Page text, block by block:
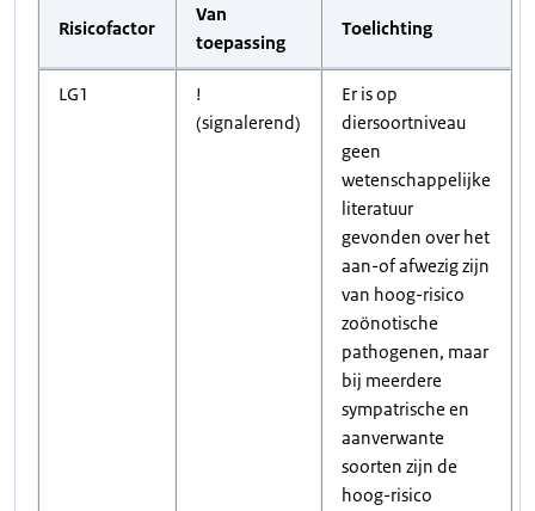
Risicofactor
Van
toepassing
Toelichting
LG1
!
(signalerend)
Er is op
diersoortniveau
geen
wetenschappelijke
literatuur
gevonden over het
aan-of afwezig zijn
van hoog-risico
zoönotische
pathogenen, maar
bij meerdere
sympatrische en
aanverwante
soorten zijn de
hoog-risico